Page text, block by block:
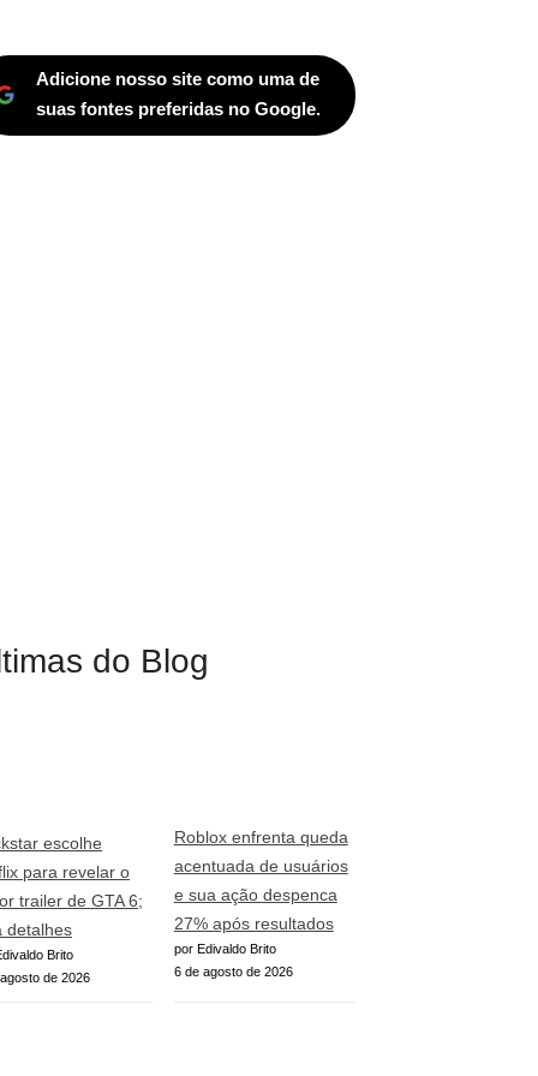
Adicione nosso site como uma de
suas fontes preferidas no Google.
do Blog
escolhe
para revelar o
trailer de GTA 6;
detalhes
Brito
de 2026
Roblox enfrenta queda
acentuada de usuários
e sua ação despenca
27% após resultados
por Edivaldo Brito
6 de agosto de 2026